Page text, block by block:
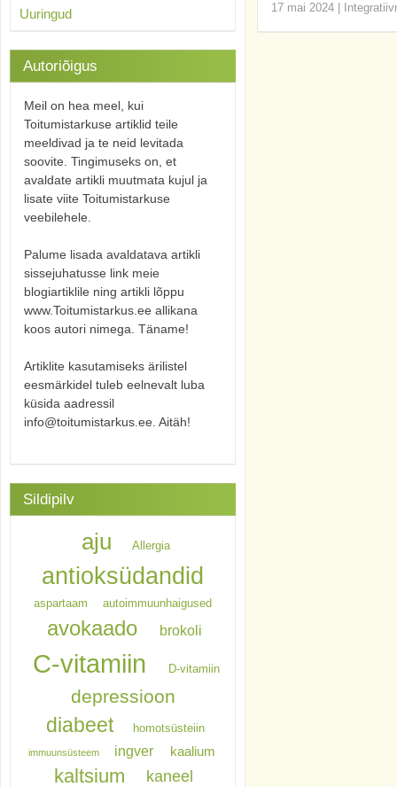
17 mai 2024
Uuringud
Autoriõigus
Meil on hea meel, kui
Toitumistarkuse artiklid teile
meeldivad ja te neid levitada
soovite. Tingimuseks on, et
avaldate artikli muutmata kujul ja
lisate viite Toitumistarkuse
veebilehele.
Palume lisada avaldatava artikli
sissejuhatusse link meie
blogiartiklile ning artikli lõppu
www.Toitumistarkus.ee allikana
koos autori nimega. Täname!
Artiklite kasutamiseks ärilistel
eesmärkidel tuleb eelnevalt luba
küsida aadressil
info@toitumistarkus.ee. Aitäh!
Sildipilv
aju Allergia
antioksüdandid
aspartaam autoimmuunhaigused
avokaado brokoli
C-vitamiin D-vitamiin
depressioon
diabeet homotsüsteiin
immuunsüsteem ingver kaalium
kaltsium kaneel